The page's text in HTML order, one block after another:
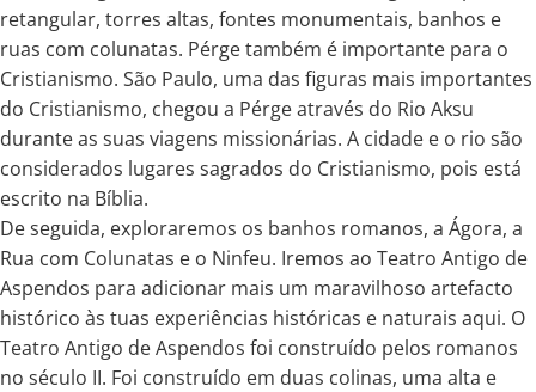
retangular, torres altas, fontes monumentais, banhos e
ruas com colunatas. Pérge também é importante para o
Cristianismo. São Paulo, uma das figuras mais importantes
do Cristianismo, chegou a Pérge através do Rio Aksu
durante as suas viagens missionárias. A cidade e o rio são
considerados lugares sagrados do Cristianismo, pois está
escrito na Bíblia.
De seguida, exploraremos os banhos romanos, a Ágora, a
Rua com Colunatas e o Ninfeu. Iremos ao Teatro Antigo de
Aspendos para adicionar mais um maravilhoso artefacto
histórico às tuas experiências históricas e naturais aqui. O
Teatro Antigo de Aspendos foi construído pelos romanos
no século II. Foi construído em duas colinas, uma alta e